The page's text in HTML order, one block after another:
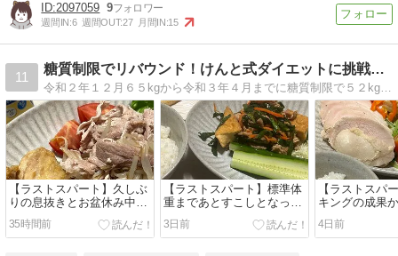
2097059 9
週間IN:6 週間OUT:27 月間IN:15
11
糖質制限でリバウンド！けんと式ダイエットに挑戦中！
令和２年１２月６５kgから令和３年４月までに糖質制限で５２kgに！！ダイエットに成功？その後大リバウンドして65kgに逆戻り。糖質制限はダメだ！と、けんと式ダイエットを開始！
【ラストスパート】久しぶ
りの息抜きとお盆休み中の
過ごし方目標
35時間前
【ラストスパート】標準体
重まであとすこしとなった
今、停滞しないためにやっ
ていること
3日前
【ラストスパ
キングの成果
ったあの数値
4日前